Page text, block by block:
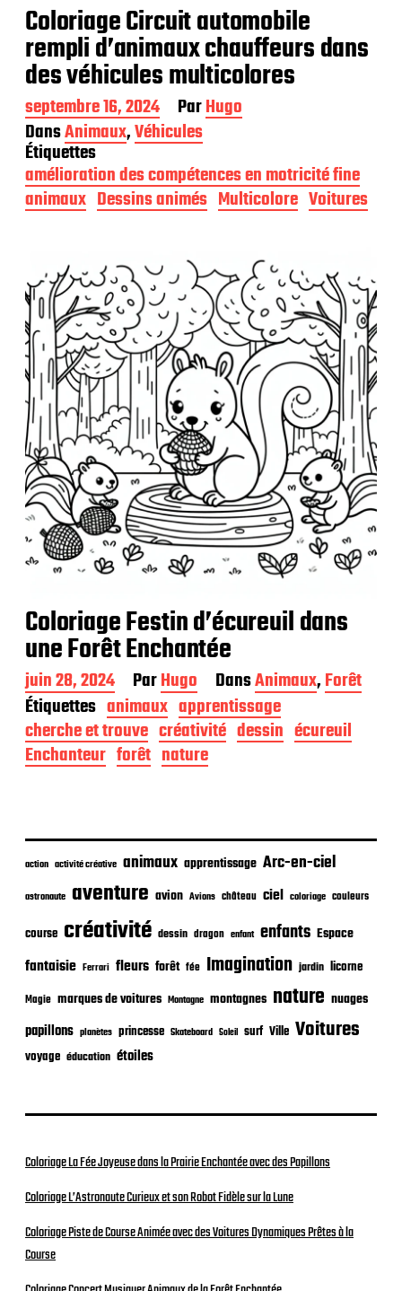
Coloriage Circuit automobile
rempli d’animaux chauffeurs dans
des véhicules multicolores
D
a
t
e
d
e
p
i
c
a
t
i
o
n
septembre 16, 2024 ParHugo
DansAnimaux,Véhicules
Étiquettes
amélioration des compétences en motricité fine
animaux Dessins animés Multicolore Voitures
Coloriage Festin d’écureuil dans
une Forêt Enchantée
D
a
t
e
d
e
l
i
a
i
n
juin 28, 2024 ParHugo DansAnimaux,Forêt
Étiquettes animaux apprentissage
cherche et trouve créativité dessin écureuil
Enchanteur forêt nature
action activité créative animaux apprentissage Arc-en-ciel
astronaute aventure avion Avions château ciel coloriage couleurs
course créativité dessin dragon enfant enfants Espace
fantaisie Ferrari fleurs forêt fée Imagination jardin licorne
Magie marques de voitures Montagne montagnes nature nuages
papillons planètes princesse Skateboard Soleil surf Ville Voitures
voyage éducation étoiles
Coloriage La Fée Joyeuse dans la Prairie Enchantée avec des Papillons
Coloriage L’Astronaute Curieux et son Robot Fidèle sur la Lune
Coloriage Piste de Course Animée avec des Voitures Dynamiques Prêtes à la
Course